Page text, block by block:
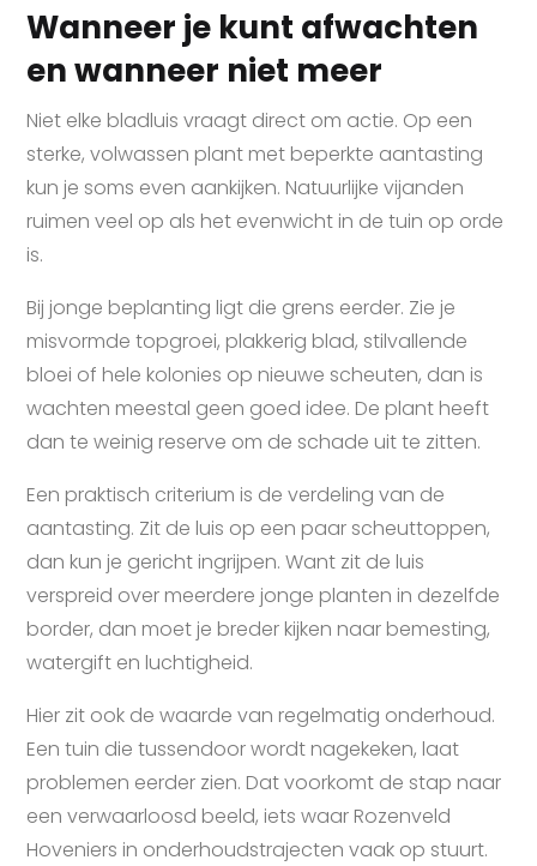
Wanneer je kunt afwachten
en wanneer niet meer
Niet elke bladluis vraagt direct om actie. Op een
sterke, volwassen plant met beperkte aantasting
kun je soms even aankijken. Natuurlijke vijanden
ruimen veel op als het evenwicht in de tuin op orde
is.
Bij jonge beplanting ligt die grens eerder. Zie je
misvormde topgroei, plakkerig blad, stilvallende
bloei of hele kolonies op nieuwe scheuten, dan is
wachten meestal geen goed idee. De plant heeft
dan te weinig reserve om de schade uit te zitten.
Een praktisch criterium is de verdeling van de
aantasting. Zit de luis op een paar scheuttoppen,
dan kun je gericht ingrijpen. Want zit de luis
verspreid over meerdere jonge planten in dezelfde
border, dan moet je breder kijken naar bemesting,
watergift en luchtigheid.
Hier zit ook de waarde van regelmatig onderhoud.
Een tuin die tussendoor wordt nagekeken, laat
problemen eerder zien. Dat voorkomt de stap naar
een verwaarloosd beeld, iets waar Rozenveld
Hoveniers in onderhoudstrajecten vaak op stuurt.